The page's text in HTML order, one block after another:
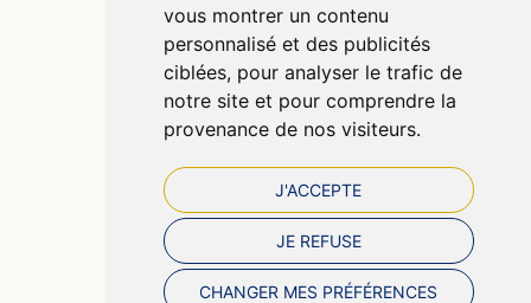
vous montrer un contenu
personnalisé et des publicités
ciblées, pour analyser le trafic de
notre site et pour comprendre la
provenance de nos visiteurs.
J'ACCEPTE
JE REFUSE
CHANGER MES PRÉFÉRENCES
Cookies
Préférences Cookies